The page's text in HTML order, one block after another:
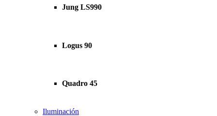
Jung LS990
Logus 90
Quadro 45
Iluminación